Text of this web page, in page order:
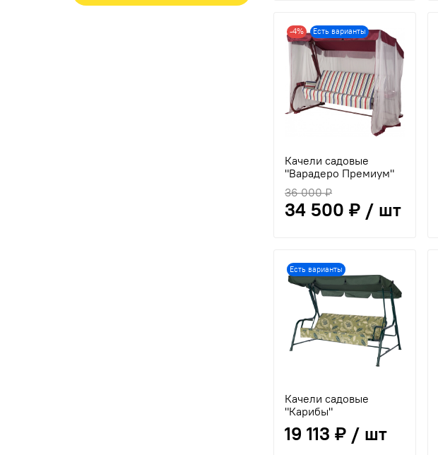
-4% Есть варианты
Качели садовые
"Варадеро Премиум"
36 000 ₽
34 500 ₽ / шт
Есть варианты
Качели садовые
"Карибы"
19 113 ₽ / шт